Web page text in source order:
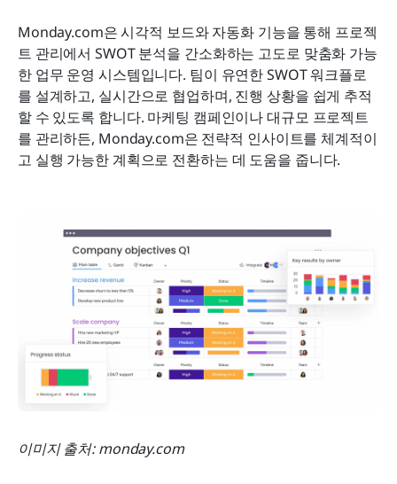
Monday.com은 시각적 보드와 자동화 기능을 통해 프로젝
트 관리에서 SWOT 분석을 간소화하는 고도로 맞춤화 가능
한 업무 운영 시스템입니다. 팀이 유연한 SWOT 워크플로
를 설계하고, 실시간으로 협업하며, 진행 상황을 쉽게 추적
할 수 있도록 합니다. 마케팅 캠페인이나 대규모 프로젝트
를 관리하든, Monday.com은 전략적 인사이트를 체계적이
고 실행 가능한 계획으로 전환하는 데 도움을 줍니다.
이미지 출처: monday.com